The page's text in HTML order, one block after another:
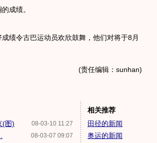
成绩。
令古巴运动员欢欣鼓舞，他们对将于8月
(责任编辑：sunhan)
08-03-10 11:27
(图)
08-03-07 09:07
相关推荐
田径的新闻
奥运的新闻